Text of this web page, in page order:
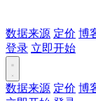
数据来源 定价 博
登录 立即开始
数据来源 定价 博